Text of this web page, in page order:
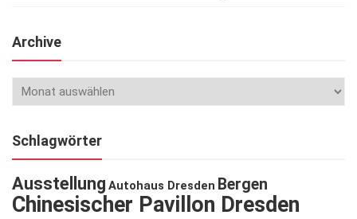
Archive
Schlagwörter
Ausstellung Autohaus Dresden Bergen
Chinesischer Pavillon Dresden